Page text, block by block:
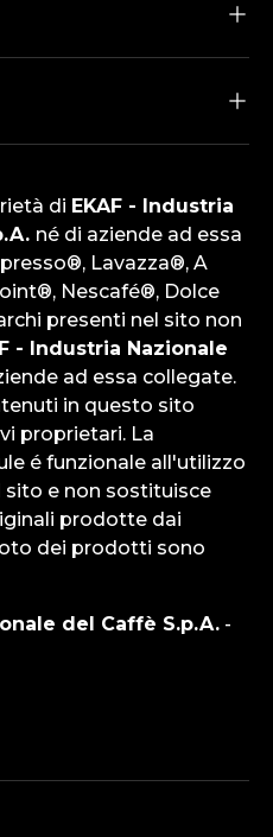
di EKAF - Industria
né di aziende ad essa
Lavazza®, A
Nescafé®, Dolce
presenti nel sito non
- Industria Nazionale
ad essa collegate.
in questo sito
proprietari. La
é funzionale all'utilizzo
sito e non sostituisce
prodotte dai
dei prodotti sono
del Caffè S.p.A. -